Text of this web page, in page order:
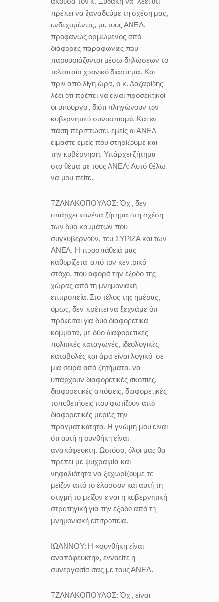
πρέπει να ξαναδούμε τη σχέση μας,
ενδεχομένως, με τους ΑΝΕΛ,
προφανώς ορμώμενος από
διάφορες παραφωνίες που
παρουσιάζονται μέσω δηλώσεων το
τελευταίο χρονικό διάστημα. Και
πριν από λίγη ώρα, ο κ. Λαζαρίδης
λέει ότι πρέπει να είναι προσεκτικοί
οι υπουργοί, διότι πληγώνουν τον
κυβερνητικό συνασπισμό. Και εν
πάση περιπτώσει, εμείς οι ΑΝΕΛ
είμαστε εμείς που στηρίζουμε και
την κυβέρνηση. Υπάρχει ζήτημα
στο θέμα με τους ΑΝΕΛ; Αυτό θέλω
να μου πείτε.
ΤΖΑΝΑΚΟΠΟΥΛΟΣ:Όχι, δεν
υπάρχει κανένα ζήτημα στη σχέση
των δύο κομμάτων που
συγκυβερνούν, του ΣΥΡΙΖΑ και των
ΑΝΕΛ. Η προσπάθειά μας
καθορίζεται από τον κεντρικό
στόχο, που αφορά την έξοδο της
χώρας από τη μνημονιακή
επιτροπεία. Στο τέλος της ημέρας,
όμως, δεν πρέπει να ξεχνάμε ότι
πρόκειται για δύο διαφορετικά
κόμματα, με δύο διαφορετικές
πολιτικές καταγωγές, ιδεολογικές
καταβολές και άρα είναι λογικό, σε
μια σειρά από ζητήματα, να
υπάρχουν διαφορετικές σκοπιές,
διαφορετικές απόψεις, διαφορετικές
τοποθετήσεις που φωτίζουν από
διαφορετικές μεριές την
πραγματικότητα. Η γνώμη μου είναι
ότι αυτή η συνθήκη είναι
αναπόφευκτη. Ωστόσο, όλοι μας θα
πρέπει με ψυχραιμία και
νηφαλιότητα να ξεχωρίζουμε το
μείζον από το έλασσον και αυτή τη
στιγμή το μείζον είναι η κυβερνητική
στρατηγική για την έξοδο από τη
μνημονιακή επιτροπεία.
ΙΩΑΝΝΟΥ: Η «συνθήκη είναι
αναπόφευκτη», εννοείτε η
συνεργασία σας με τους ΑΝΕΛ.
ΤΖΑΝΑΚΟΠΟΥΛΟΣ:Όχι, είναι